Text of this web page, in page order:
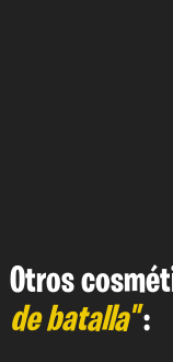
Otros
de batalla":